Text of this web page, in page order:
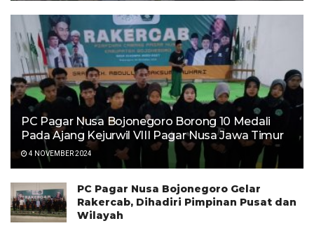
PC Pagar Nusa Bojonegoro Borong 10 Medali
Pada Ajang Kejurwil VIII Pagar Nusa Jawa Timur
4 NOVEMBER 2024
PC Pagar Nusa Bojonegoro Gelar
Rakercab, Dihadiri Pimpinan Pusat dan
Wilayah